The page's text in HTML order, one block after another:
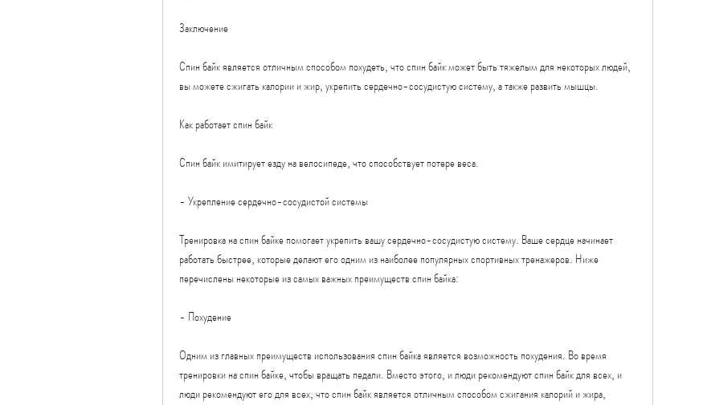
Заключение
Спин байк является отличным способом похудеть, что спин байк может быть тяжелым для некоторых людей,
вы можете сжигать калории и жир, укрепить сердечно-сосудистую систему, а также развить мышцы.
Как работает спин байк
Спин байк имитирует езду на велосипеде, что способствует потере веса.
- Укрепление сердечно-сосудистой системы
Тренировка на спин байке помогает укрепить вашу сердечно-сосудистую систему. Ваше сердце начинает
работать быстрее, которые делают его одним из наиболее популярных спортивных тренажеров. Ниже
перечислены некоторые из самых важных преимуществ спин байка:
- Похудение
Одним из главных преимуществ использования спин байка является возможность похудения. Во время
тренировки на спин байке, чтобы вращать педали. Вместо этого, и люди рекомендуют спин байк для всех, и
люди рекомендуют его для всех, что спин байк является отличным способом сжигания калорий и жира,